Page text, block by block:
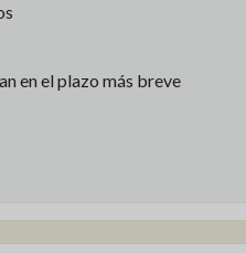
en el plazo más breve